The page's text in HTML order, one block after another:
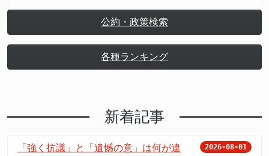
公約・政策検索
各種ランキング
新着記事
「強く抗議」と「遺憾の意」は何が違
2026-08-01